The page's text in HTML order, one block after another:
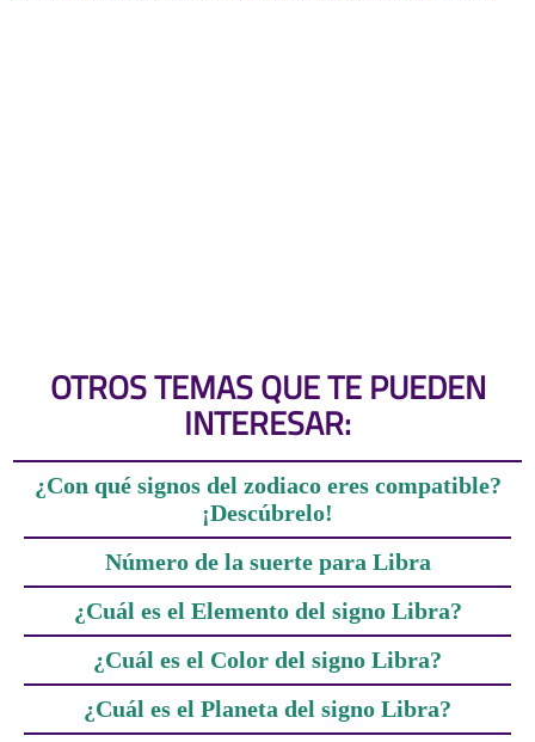
OTROS TEMAS QUE TE PUEDEN
INTERESAR:
¿Con qué signos del zodiaco eres compatible?
¡Descúbrelo!
Número de la suerte para Libra
¿Cuál es el Elemento del signo Libra?
¿Cuál es el Color del signo Libra?
¿Cuál es el Planeta del signo Libra?